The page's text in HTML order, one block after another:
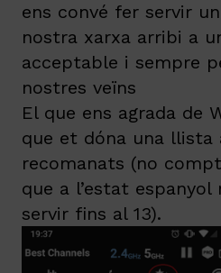
ens convé fer servir
nostra xarxa arribi a
acceptable i sempre
nostres veïns
El que ens agrada de
que et dóna una llista
recomanats (no
que a l’estat
servir fins al 13).